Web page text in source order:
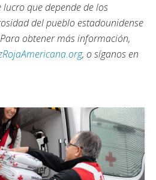
que depende de los
del pueblo estadounidense
obtener más información,
, o síganos en